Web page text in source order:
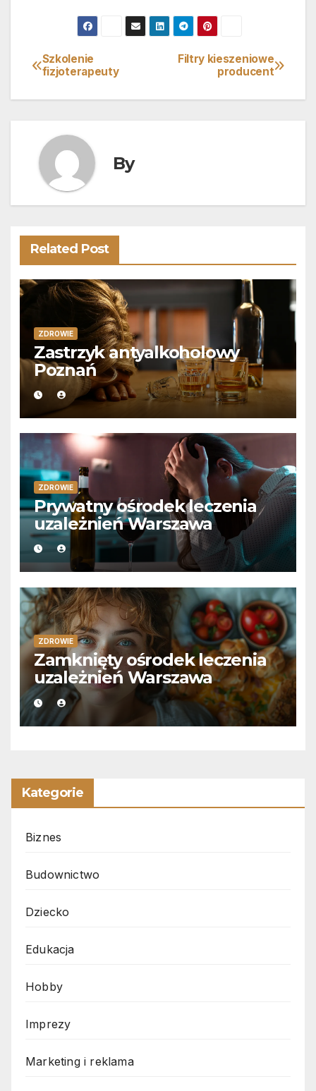
Nawigacja
wpisu
Filtry kieszeniowe
producent
Szkolenie
fizjoterapeuty
By
Related Post
ZDROWIE
Zastrzyk antyalkoholowy
Poznań
ZDROWIE
Prywatny ośrodek leczenia
uzależnień Warszawa
ZDROWIE
Zamknięty ośrodek leczenia
uzależnień Warszawa
Kategorie
Biznes
Budownictwo
Dziecko
Edukacja
Hobby
Imprezy
Marketing i reklama